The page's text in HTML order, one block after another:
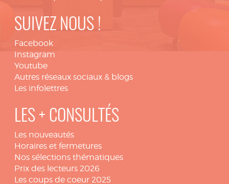
SUIVEZ NOUS !
Facebook
Instagram
Youtube
Autres réseaux sociaux & blogs
Les infolettres
LES + CONSULTÉS
Les nouveautés
Horaires et fermetures
Nos sélections thématiques
Prix des lecteurs 2026
Les coups de coeur 2025